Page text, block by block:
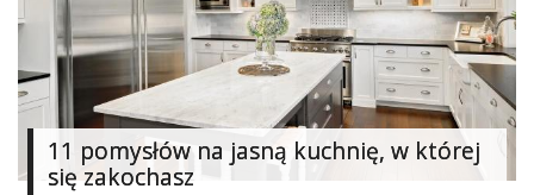
11 pomysłów na jasną kuchnię, w której
się zakochasz